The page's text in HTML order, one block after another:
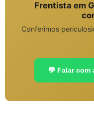
Frentista em
Conferimos
💬 Falar com